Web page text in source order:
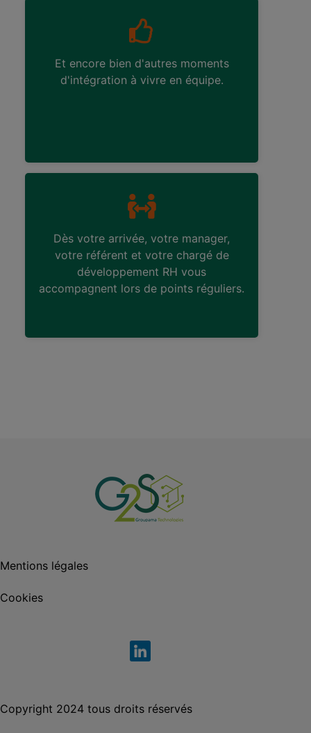
Et encore bien d'autres moments
d'intégration à vivre en équipe.
Dès votre arrivée, votre manager,
votre référent et votre chargé de
développement RH vous
accompagnent lors de points réguliers.
Mentions légales
Cookies
Copyright 2024 tous droits réservés